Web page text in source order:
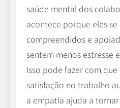
saúde mental dos
acontece porque eles se
compreendidos e
sentem menos estresse
Isso pode fazer com
satisfação no trabalho
a empatia ajuda a